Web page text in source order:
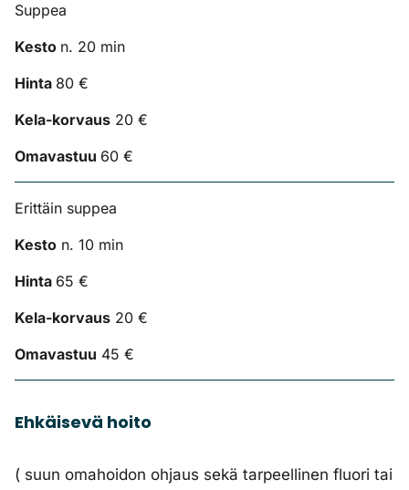
Suppea
Kesto n. 20 min
Hinta 80 €
Kela-korvaus 20 €
Omavastuu 60 €
Erittäin suppea
Kesto n. 10 min
Hinta 65 €
Kela-korvaus 20 €
Omavastuu 45 €
Ehkäisevä hoito
( suun omahoidon ohjaus sekä tarpeellinen fluori tai